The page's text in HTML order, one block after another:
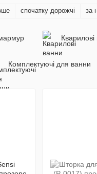
спочатку дорожчі за
Кварилові
Комплектуючі для ванни